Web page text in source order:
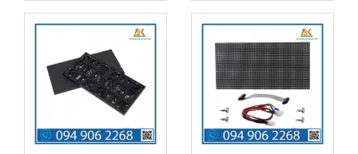
trên
trên